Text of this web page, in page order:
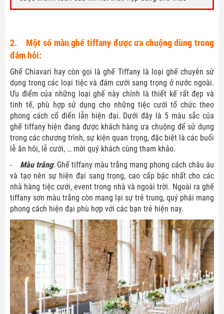
2. Một số màu ghế tiffany được ưa chuộng dùng trong
đám hỏi:
Ghế Chiavari hay còn gọi là ghế Tiffany là loại ghế chuyên sử
dụng trong các loại tiệc và đám cưới sang trọng ở nước ngoài.
Ưu điểm của những loại ghế này chính là thiết kế rất đẹp và
tinh tế, phù hợp sử dụng cho những tiệc cưới tổ chức theo
phong cách cổ điển lẫn hiện đại. Dưới đây là 5 màu sắc của
ghế tiffany hiện đang được khách hàng ưa chuộng để sử dụng
trong các chương trình, sự kiện quan trọng, đặc biệt là các buổi
lễ ăn hỏi, lễ cưới, … mời quý khách cùng tham khảo.
- Màu trắng: Ghế tiffany màu trắng mang phong cách châu âu
và tạo nên sự hiện đại sang trọng, cao cấp bậc nhất cho các
nhà hàng tiệc cưới, event trong nhà và ngoài trời. Ngoài ra ghế
tiffany sơn màu trắng còn mang lại sự trẻ trung, quý phái mang
phong cách hiện đại phù hợp với các bạn trẻ hiện nay.